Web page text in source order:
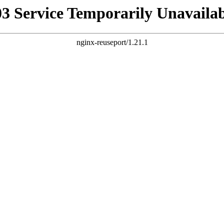
Service Temporarily
nginx-reuseport/1.21.1